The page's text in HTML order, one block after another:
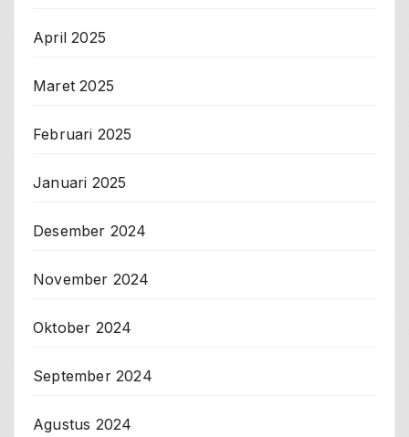
April 2025
Maret 2025
Februari 2025
Januari 2025
Desember 2024
November 2024
Oktober 2024
September 2024
Agustus 2024